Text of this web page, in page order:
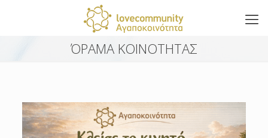
ΌΡΑΜΑ ΚΟΙΝΟΤΗΤΑΣ